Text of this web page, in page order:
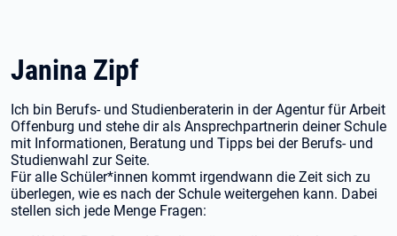
Janina Zipf
Ich bin Berufs- und Studienberaterin in der Agentur für Arbeit
Offenburg und stehe dir als Ansprechpartnerin deiner Schule
mit Informationen, Beratung und Tipps bei der Berufs- und
Studienwahl zur Seite.
Für alle Schüler*innen kommt irgendwann die Zeit sich zu
überlegen, wie es nach der Schule weitergehen kann. Dabei
stellen sich jede Menge Fragen: